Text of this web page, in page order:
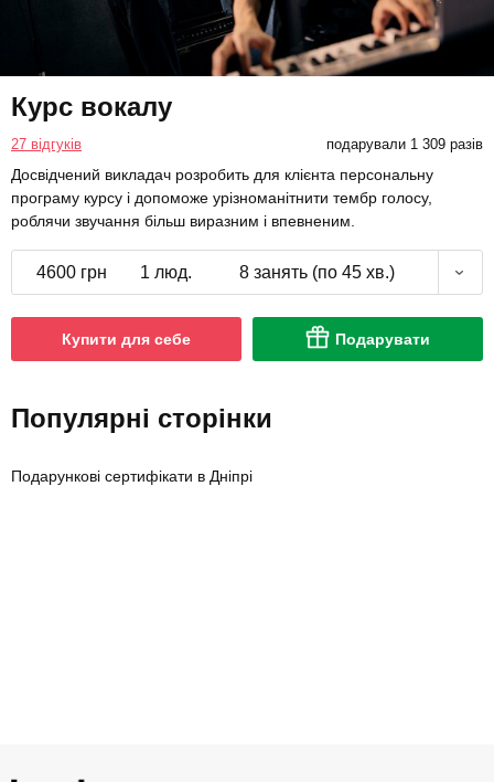
Курс вокалу
27 відгуків подарували 1 309 разів
Досвідчений викладач розробить для клієнта персональну
програму курсу і допоможе урізноманітнити тембр голосу,
роблячи звучання більш виразним і впевненим.
4600 грн 1 люд. 8 занять (по 45 хв.)
Купити для себе Подарувати
Популярні сторінки
Подарункові сертифікати в Дніпрі